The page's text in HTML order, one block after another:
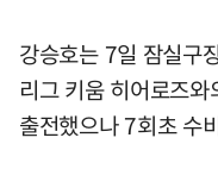
강승호는 7일 잠실구
리그 키움 히어로즈
출전했으나 7회초 수